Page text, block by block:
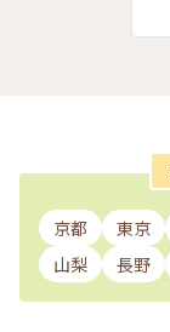
京都 東京
山梨
長野